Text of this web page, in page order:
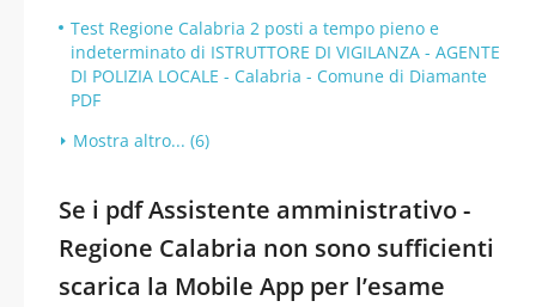
Test Regione Calabria 2 posti a tempo pieno e
indeterminato di ISTRUTTORE DI VIGILANZA - AGENTE
DI POLIZIA LOCALE - Calabria - Comune di Diamante
PDF
Mostra altro... (6)
Se i pdf Assistente amministrativo -
Regione Calabria non sono sufficienti
scarica la Mobile App per l’esame